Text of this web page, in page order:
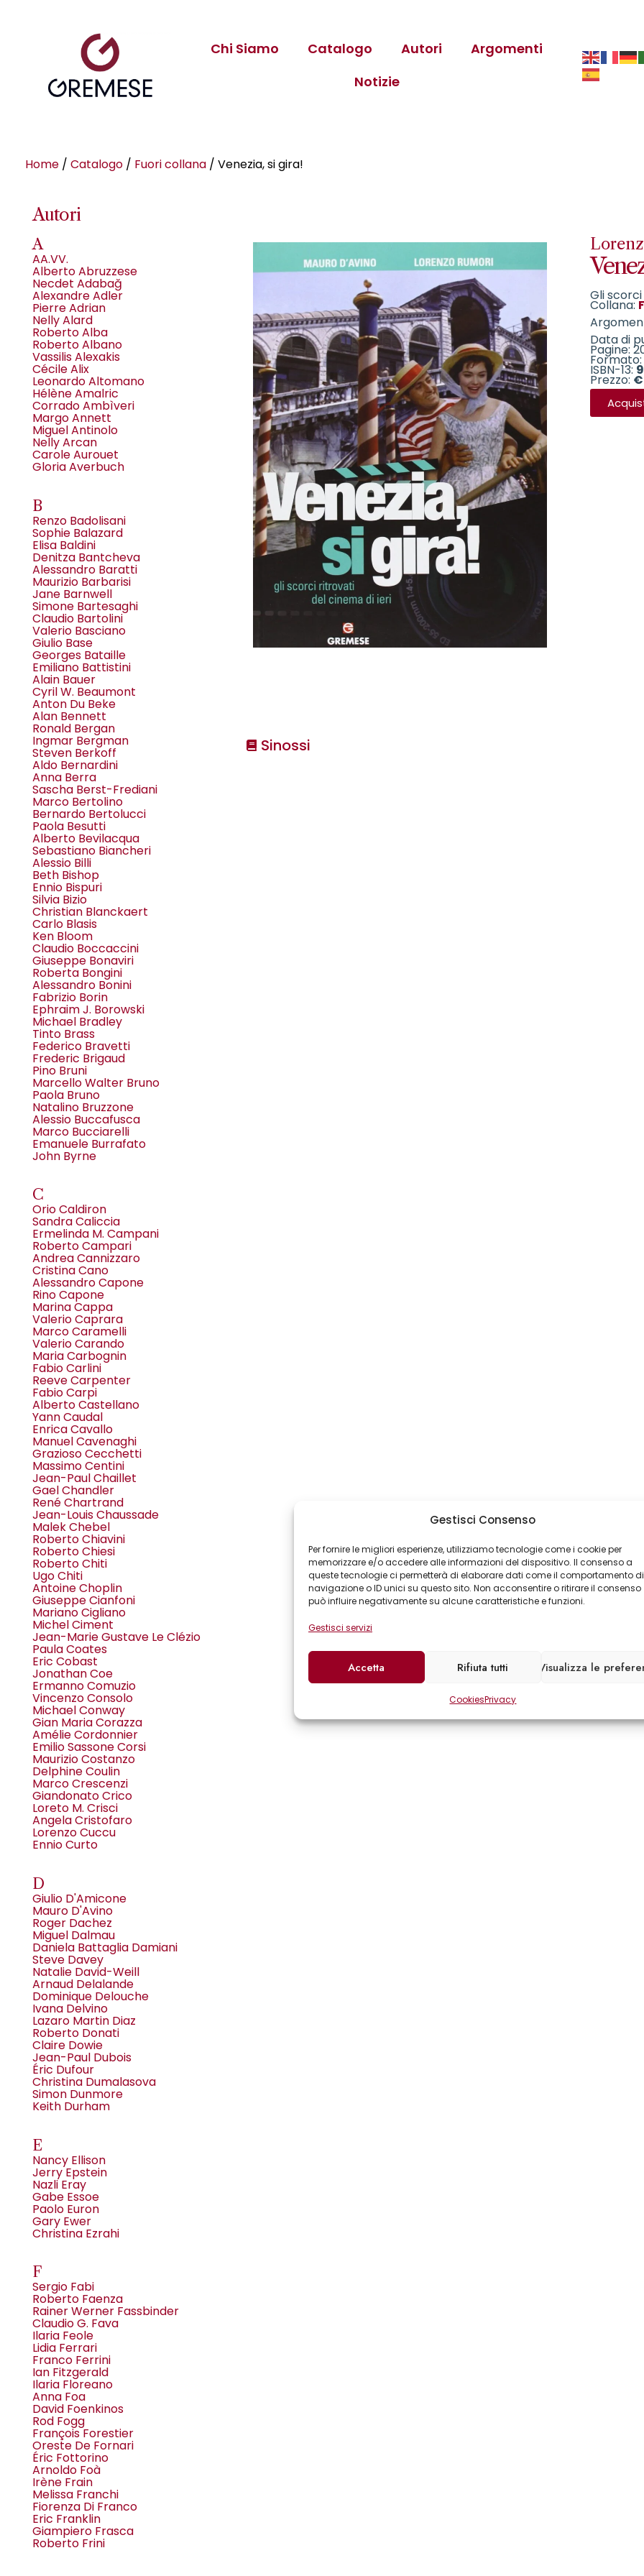
Gestisci Consenso
Per fornire le migliori esperienze, utilizziamo tecnologie come i cookie per
memorizzare e/o accedere alle informazioni del dispositivo. Il consenso a
queste tecnologie ci permetterà di elaborare dati come il comportamento di
navigazione o ID unici su questo sito. Non acconsentire o ritirare il consenso
può influire negativamente su alcune caratteristiche e funzioni.
Gestisci servizi
Accetta Rifiuta tutti Visualizza le
CookiesPrivacy
Chi Siamo Catalogo Autori
Argomenti
Notizie
Home / Catalogo / Fuori collana / Venezia, si gira!
Autori
A
AA.VV.
Alberto Abruzzese
Necdet Adabağ
Alexandre Adler
Pierre Adrian
Nelly Alard
Roberto Alba
Roberto Albano
Vassilis Alexakis
Cécile Alix
Leonardo Altomano
Hélène Amalric
Corrado Ambìveri
Margo Annett
Miguel Antinolo
Nelly Arcan
Carole Aurouet
Gloria Averbuch
B
Renzo Badolisani
Sophie Balazard
Elisa Baldini
Denitza Bantcheva
Alessandro Baratti
Maurizio Barbarisi
Jane Barnwell
Simone Bartesaghi
Claudio Bartolini
Valerio Basciano
Giulio Base
Georges Bataille
Emiliano Battistini
Alain Bauer
Cyril W. Beaumont
Anton Du Beke
Alan Bennett
Ronald Bergan
Ingmar Bergman
Steven Berkoff
Aldo Bernardini
Anna Berra
Sascha Berst-Frediani
Marco Bertolino
Bernardo Bertolucci
Paola Besutti
Alberto Bevilacqua
Sebastiano Biancheri
Alessio Billi
Beth Bishop
Ennio Bispuri
Silvia Bizio
Christian Blanckaert
Carlo Blasis
Ken Bloom
Claudio Boccaccini
Giuseppe Bonaviri
Roberta Bongini
Alessandro Bonini
Fabrizio Borin
Ephraim J. Borowski
Michael Bradley
Tinto Brass
Federico Bravetti
Frederic Brigaud
Pino Bruni
Marcello Walter Bruno
Paola Bruno
Natalino Bruzzone
Alessio Buccafusca
Marco Bucciarelli
Emanuele Burrafato
John Byrne
C
Orio Caldiron
Sandra Caliccia
Ermelinda M. Campani
Roberto Campari
Andrea Cannizzaro
Cristina Cano
Alessandro Capone
Rino Capone
Marina Cappa
Valerio Caprara
Marco Caramelli
Valerio Carando
Maria Carbognin
Fabio Carlini
Reeve Carpenter
Fabio Carpi
Alberto Castellano
Yann Caudal
Enrica Cavallo
Manuel Cavenaghi
Grazioso Cecchetti
Massimo Centini
Jean-Paul Chaillet
Gael Chandler
René Chartrand
Jean-Louis Chaussade
Malek Chebel
Roberto Chiavini
Roberto Chiesi
Roberto Chiti
Ugo Chiti
Antoine Choplin
Giuseppe Cianfoni
Mariano Cigliano
Michel Ciment
Jean-Marie Gustave Le Clézio
Paula Coates
Eric Cobast
Jonathan Coe
Ermanno Comuzio
Vincenzo Consolo
Michael Conway
Gian Maria Corazza
Amélie Cordonnier
Emilio Sassone Corsi
Maurizio Costanzo
Delphine Coulin
Marco Crescenzi
Giandonato Crico
Loreto M. Crisci
Angela Cristofaro
Lorenzo Cuccu
Ennio Curto
D
Giulio D'Amicone
Mauro D'Avino
Roger Dachez
Miguel Dalmau
Daniela Battaglia Damiani
Steve Davey
Natalie David-Weill
Arnaud Delalande
Dominique Delouche
Ivana Delvino
Lazaro Martin Diaz
Roberto Donati
Claire Dowie
Jean-Paul Dubois
Éric Dufour
Christina Dumalasova
Simon Dunmore
Keith Durham
E
Nancy Ellison
Jerry Epstein
Nazli Eray
Gabe Essoe
Paolo Euron
Gary Ewer
Christina Ezrahi
F
Sergio Fabi
Roberto Faenza
Rainer Werner Fassbinder
Claudio G. Fava
Ilaria Feole
Lidia Ferrari
Franco Ferrini
Ian Fitzgerald
Ilaria Floreano
Anna Foa
David Foenkinos
Rod Fogg
François Forestier
Oreste De Fornari
Éric Fottorino
Arnoldo Foà
Irène Frain
Melissa Franchi
Fiorenza Di Franco
Eric Franklin
Giampiero Frasca
Roberto Frini
Gli
Collana:
Data di
Pagine:
Formato:
ISBN-13:
Prezzo: €
Sinossi